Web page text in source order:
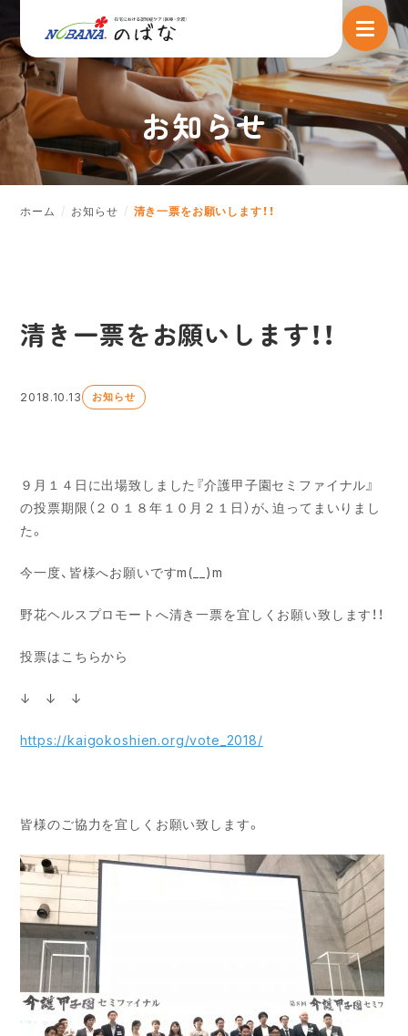
お知らせ
ホーム お知らせ 清き一票をお願いします！！
清き一票をお願いします！！
2018.10.13 お知らせ
９月１４日に出場致しました『介護甲子園セミファイナル』
の投票期限（２０１８年１０月２１日）が、迫ってまいりまし
た。
今一度、皆様へお願いですm(__)m
野花ヘルスプロモートへ清き一票を宜しくお願い致します！！
投票はこちらから
↓ ↓ ↓
https://kaigokoshien.org/vote_2018/
皆様のご協力を宜しくお願い致します。